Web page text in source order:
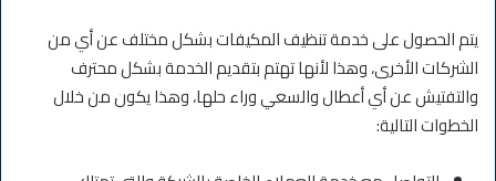
يتم الحصول على خدمة تنظيف المكيفات بشكل مختلف عن أي من
الشركات الأخرى، وهذا لأنها تهتم بتقديم الخدمة بشكل محترف
والتفتيش عن أي أعطال والسعي وراء حلها، وهذا يكون من خلال
الخطوات التالية: